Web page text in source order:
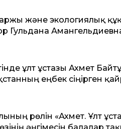
және экологиялық
Гульдана
ұлт ұстазы Ахмет
еңбек сіңірген
рөлін «Ахмет. Ұлт